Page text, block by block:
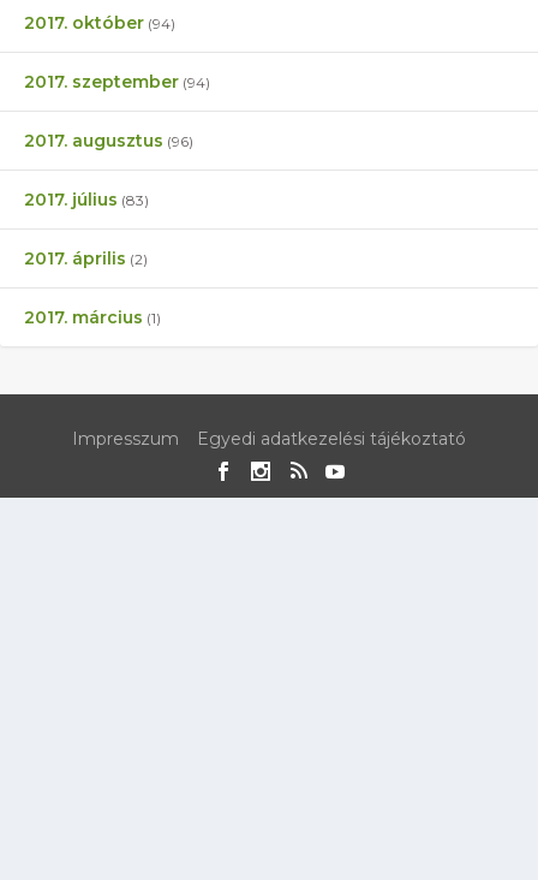
2017. október (94)
2017. szeptember (94)
2017. augusztus (96)
2017. július (83)
2017. április (2)
2017. március (1)
Impresszum Egyedi adatkezelési tájékoztató